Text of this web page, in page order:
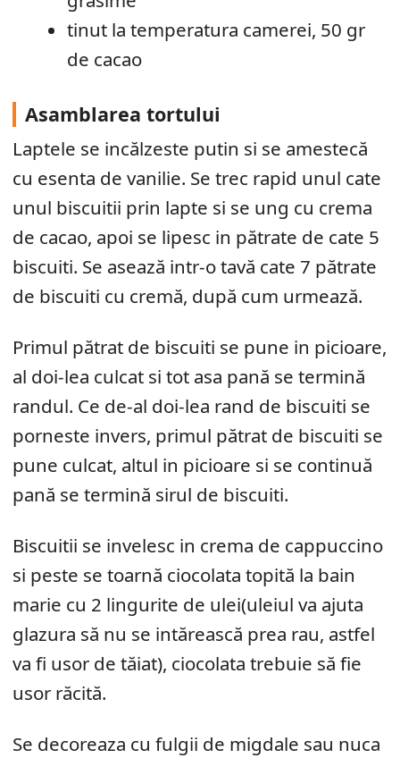
tinut la temperatura camerei, 50 gr
de cacao
Asamblarea tortului
Laptele se incălzeste putin si se amestecă
cu esenta de vanilie. Se trec rapid unul cate
unul biscuitii prin lapte si se ung cu crema
de cacao, apoi se lipesc in pătrate de cate 5
biscuiti. Se asează intr-o tavă cate 7 pătrate
de biscuiti cu cremă, după cum urmează.
Primul pătrat de biscuiti se pune in picioare,
al doi-lea culcat si tot asa pană se termină
randul. Ce de-al doi-lea rand de biscuiti se
porneste invers, primul pătrat de biscuiti se
pune culcat, altul in picioare si se continuă
pană se termină sirul de biscuiti.
Biscuitii se invelesc in crema de cappuccino
si peste se toarnă ciocolata topită la bain
marie cu 2 lingurite de ulei(uleiul va ajuta
glazura să nu se intărească prea rau, astfel
va fi usor de tăiat), ciocolata trebuie să fie
usor răcită.
Se decoreaza cu fulgii de migdale sau nuca